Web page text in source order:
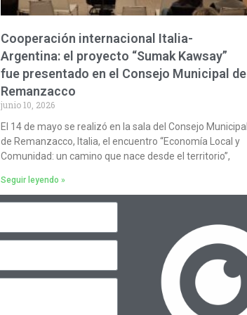
Cooperación internacional Italia-
Argentina: el proyecto “Sumak Kawsay”
fue presentado en el Consejo Municipal de
Remanzacco
junio 10, 2026
El 14 de mayo se realizó en la sala del Consejo Municipal
de Remanzacco, Italia, el encuentro “Economía Local y
Comunidad: un camino que nace desde el territorio”,
Seguir leyendo »